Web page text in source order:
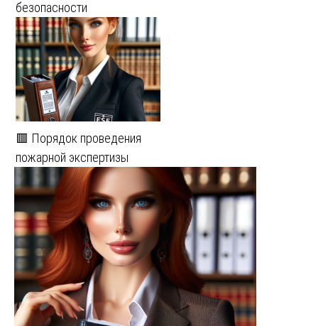
безопасности
🟥 Порядок проведения
пожарной экспертизы